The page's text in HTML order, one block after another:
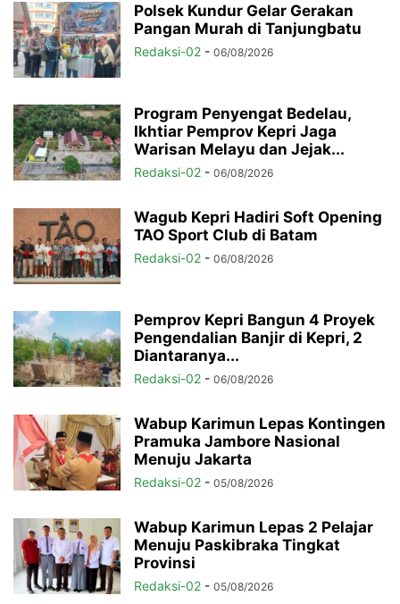
Polsek Kundur Gelar Gerakan
Pangan Murah di Tanjungbatu
Redaksi-02 - 06/08/2026
Program Penyengat Bedelau,
Ikhtiar Pemprov Kepri Jaga
Warisan Melayu dan Jejak...
Redaksi-02 - 06/08/2026
Wagub Kepri Hadiri Soft Opening
TAO Sport Club di Batam
Redaksi-02 - 06/08/2026
Pemprov Kepri Bangun 4 Proyek
Pengendalian Banjir di Kepri, 2
Diantaranya...
Redaksi-02 - 06/08/2026
Wabup Karimun Lepas Kontingen
Pramuka Jambore Nasional
Menuju Jakarta
Redaksi-02 - 05/08/2026
Wabup Karimun Lepas 2 Pelajar
Menuju Paskibraka Tingkat
Provinsi
Redaksi-02 - 05/08/2026